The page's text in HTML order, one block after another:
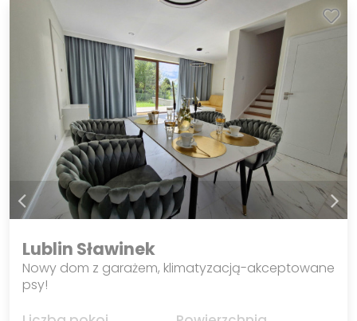
Lublin Sławinek
Nowy dom z garażem, klimatyzacją-akceptowane
psy!